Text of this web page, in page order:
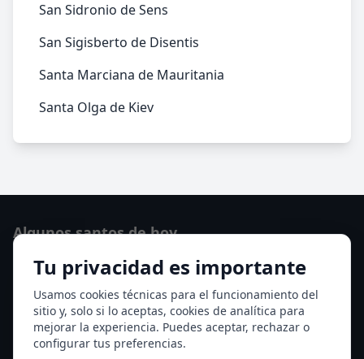
San Sidronio de Sens
San Sigisberto de Disentis
Santa Marciana de Mauritania
Santa Olga de Kiev
Tu privacidad es importante
Usamos cookies técnicas para el funcionamiento del
sitio y, solo si lo aceptas, cookies de analítica para
mejorar la experiencia. Puedes aceptar, rechazar o
configurar tus preferencias.
Algunos santos de hoy
Santo Domingo de Guzmán
Ver todos los santos de hoy
Acceso a los Meses